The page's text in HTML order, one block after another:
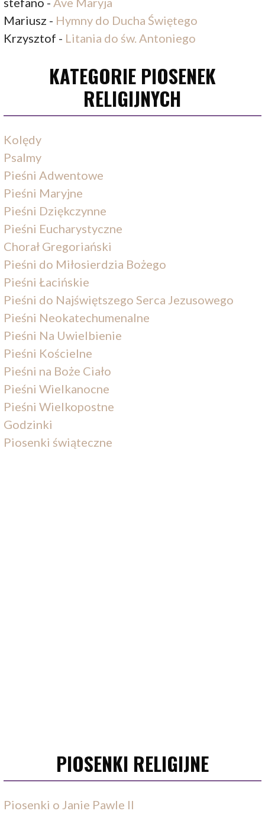
Mariusz - Hymny do Ducha Świętego
Krzysztof - Litania do św. Antoniego
KATEGORIE PIOSENEK
RELIGIJNYCH
Kolędy
Psalmy
Pieśni Adwentowe
Pieśni Maryjne
Pieśni Dziękczynne
Pieśni Eucharystyczne
Chorał Gregoriański
Pieśni do Miłosierdzia Bożego
Pieśni Łacińskie
Pieśni do Najświętszego Serca Jezusowego
Pieśni Neokatechumenalne
Pieśni Na Uwielbienie
Pieśni Kościelne
Pieśni na Boże Ciało
Pieśni Wielkanocne
Pieśni Wielkopostne
Godzinki
Piosenki świąteczne
PIOSENKI RELIGIJNE
Piosenki o Janie Pawle II